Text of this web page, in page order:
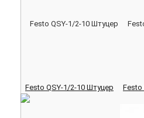
Festo QSY-1/2-10 Штуцер Festo